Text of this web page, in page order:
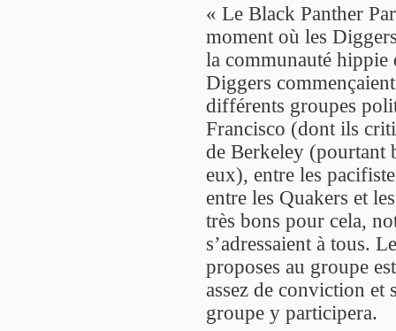
« Le Black Panther
moment où les
la communauté
Diggers
différents groupes
Francisco (dont ils
de Berkeley (pourtant
eux), entre les
entre les Quakers et
très bons pour cela,
s’adressaient à tous.
proposes au groupe
assez de conviction et
groupe y participera.